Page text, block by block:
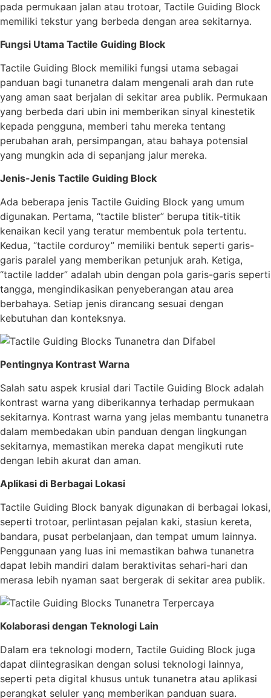
pada permukaan jalan atau trotoar, Tactile Guiding Block
memiliki tekstur yang berbeda dengan area sekitarnya.
Fungsi Utama Tactile Guiding Block
Tactile Guiding Block memiliki fungsi utama sebagai
panduan bagi tunanetra dalam mengenali arah dan rute
yang aman saat berjalan di sekitar area publik. Permukaan
yang berbeda dari ubin ini memberikan sinyal kinestetik
kepada pengguna, memberi tahu mereka tentang
perubahan arah, persimpangan, atau bahaya potensial
yang mungkin ada di sepanjang jalur mereka.
Jenis-Jenis Tactile Guiding Block
Ada beberapa jenis Tactile Guiding Block yang umum
digunakan. Pertama, “tactile blister” berupa titik-titik
kenaikan kecil yang teratur membentuk pola tertentu.
Kedua, “tactile corduroy” memiliki bentuk seperti garis-
garis paralel yang memberikan petunjuk arah. Ketiga,
“tactile ladder” adalah ubin dengan pola garis-garis seperti
tangga, mengindikasikan penyeberangan atau area
berbahaya. Setiap jenis dirancang sesuai dengan
kebutuhan dan konteksnya.
Pentingnya Kontrast Warna
Salah satu aspek krusial dari Tactile Guiding Block adalah
kontrast warna yang diberikannya terhadap permukaan
sekitarnya. Kontrast warna yang jelas membantu tunanetra
dalam membedakan ubin panduan dengan lingkungan
sekitarnya, memastikan mereka dapat mengikuti rute
dengan lebih akurat dan aman.
Aplikasi di Berbagai Lokasi
Tactile Guiding Block banyak digunakan di berbagai lokasi,
seperti trotoar, perlintasan pejalan kaki, stasiun kereta,
bandara, pusat perbelanjaan, dan tempat umum lainnya.
Penggunaan yang luas ini memastikan bahwa tunanetra
dapat lebih mandiri dalam beraktivitas sehari-hari dan
merasa lebih nyaman saat bergerak di sekitar area publik.
Kolaborasi dengan Teknologi Lain
Dalam era teknologi modern, Tactile Guiding Block juga
dapat diintegrasikan dengan solusi teknologi lainnya,
seperti peta digital khusus untuk tunanetra atau aplikasi
perangkat seluler yang memberikan panduan suara.